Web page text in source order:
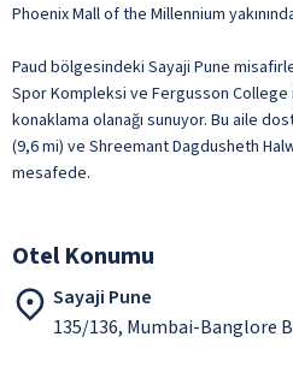
Phoenix Mall of the Millennium
Paud bölgesindeki Sayaji Pune
Spor Kompleksi ve Fergusson
konaklama olanağı sunuyor. Bu aile
(9,6 mi) ve Shreemant Dagdusheth
mesafede.
Otel Konumu
Sayaji Pune
135/136, Mumbai-Banglore